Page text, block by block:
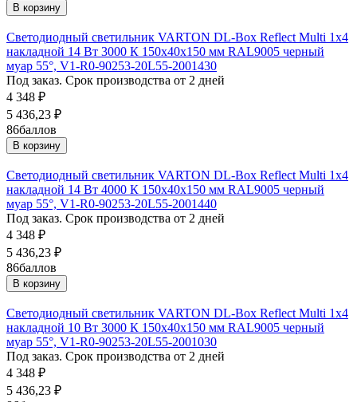
В корзину
Светодиодный светильник VARTON DL-Box Reflect Multi 1x4
накладной 14 Вт 3000 К 150х40х150 мм RAL9005 черный
муар 55°, V1-R0-90253-20L55-2001430
Под заказ. Срок производства от 2 дней
4 348 ₽
5 436,23 ₽
86баллов
В корзину
Светодиодный светильник VARTON DL-Box Reflect Multi 1x4
накладной 14 Вт 4000 К 150х40х150 мм RAL9005 черный
муар 55°, V1-R0-90253-20L55-2001440
Под заказ. Срок производства от 2 дней
4 348 ₽
5 436,23 ₽
86баллов
В корзину
Светодиодный светильник VARTON DL-Box Reflect Multi 1x4
накладной 10 Вт 3000 К 150х40х150 мм RAL9005 черный
муар 55°, V1-R0-90253-20L55-2001030
Под заказ. Срок производства от 2 дней
4 348 ₽
5 436,23 ₽